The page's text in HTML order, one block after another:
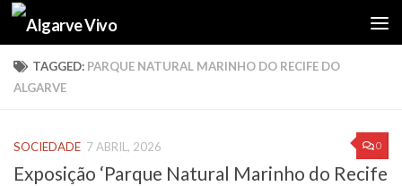
Skip to content
TAGGED: PARQUE NATURAL MARINHO DO RECIFE DO
ALGARVE
0
SOCIEDADE 7 ABRIL, 2026
Exposição ‘Parque Natural Marinho do Recife